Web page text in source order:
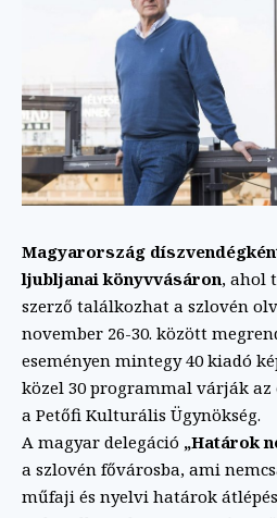
Magyarország
ljubljanai könyvvásáron, ahol
szerző találkozhat a szlovén
november 26-30. között
eseményen mintegy 40 kiadó
közel 30 programmal várják
a Petőfi Kulturális Ügynökség.
A magyar delegáció „Határok
a szlovén fővárosba, ami
műfaji és nyelvi határok